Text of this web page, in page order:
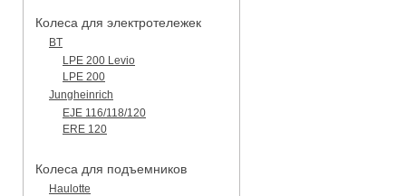
Колеса для электротележек
BT
LPE 200 Levio
LPE 200
Jungheinrich
EJE 116/118/120
ERE 120
Колеса для подъемников
Haulotte